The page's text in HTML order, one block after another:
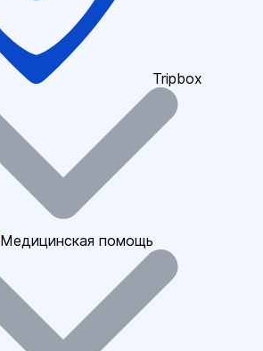
Tripbox
Медицинская помощь